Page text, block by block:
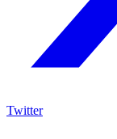
Twitter